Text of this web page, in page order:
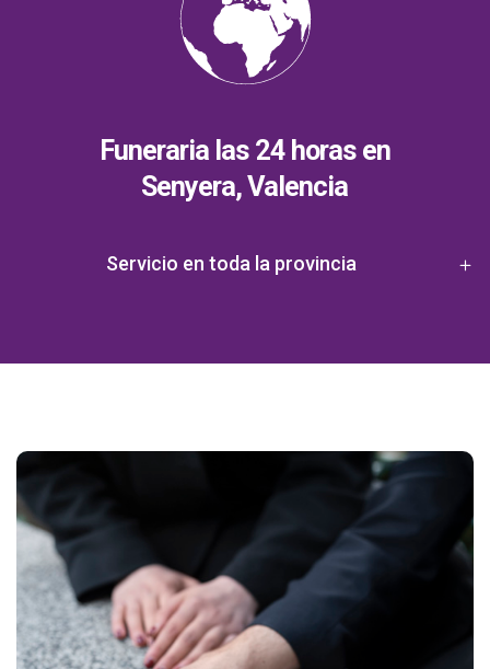
Funeraria las 24 horas en
Senyera, Valencia
Servicio en toda la provincia